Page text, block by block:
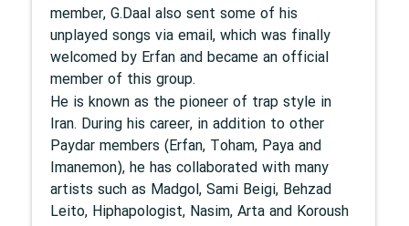
member, G.Daal also sent some of his
unplayed songs via email, which was finally
welcomed by Erfan and became an official
member of this group.
He is known as the pioneer of trap style in
Iran. During his career, in addition to other
Paydar members (Erfan, Toham, Paya and
Imanemon), he has collaborated with many
artists such as Madgol, Sami Beigi, Behzad
Leito, Hiphapologist, Nasim, Arta and Koroush